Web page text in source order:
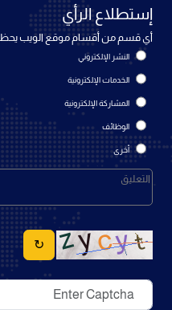
إستطلاع الرأي
أي قسم من أقسام موقع الويب
النشر الإلكتروني
الخدمات الإلكترونية
المشاركة الإلكترونية
الوظائف
أخرى
↻